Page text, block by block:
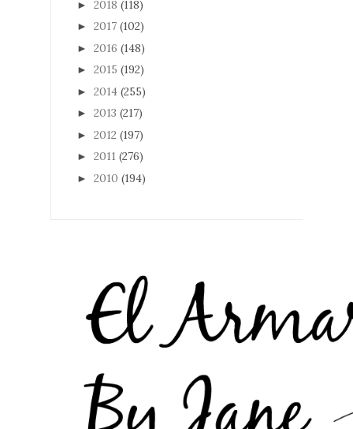
► 2018 (118)
► 2017 (102)
► 2016 (148)
► 2015 (192)
► 2014 (255)
► 2013 (217)
► 2012 (197)
► 2011 (276)
► 2010 (194)